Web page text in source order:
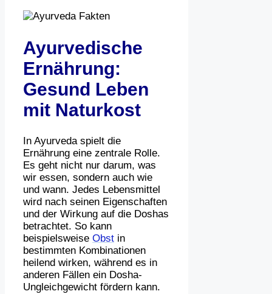
Ayurvedische
Ernährung:
Gesund Leben
mit Naturkost
In Ayurveda spielt die
Ernährung eine zentrale Rolle.
Es geht nicht nur darum, was
wir essen, sondern auch wie
und wann. Jedes Lebensmittel
wird nach seinen Eigenschaften
und der Wirkung auf die Doshas
betrachtet. So kann
beispielsweise Obst in
bestimmten Kombinationen
heilend wirken, während es in
anderen Fällen ein Dosha-
Ungleichgewicht fördern kann.